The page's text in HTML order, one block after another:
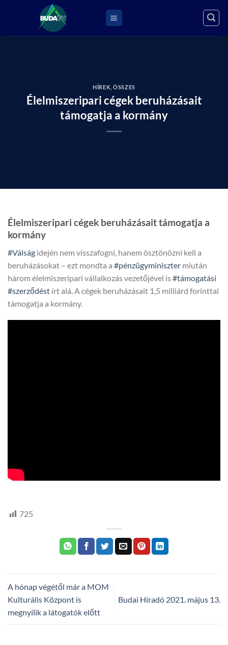
HÍREK ,ÖSSZES
Élelmiszeripari cégek beruházásait
támogatja a kormány
Élelmiszeripari cégek beruházásait támogatja a
kormány
#Válság idején nem visszafogni, hanem ösztönözni kell a
beruházásokat – ezt mondta a #pénzügyminiszter miután
három élelmiszeripari vállalkozás vezetőjével is#támogatási
#szerződést írt alá. A cégek beruházásait 1,5 milliárd forinttal
támogatja a kormány.
725
A hónap végétől már a MOM
Kulturális Központ is
megnyílik a látogatók előtt
Budai Híradó 2021. május 13.